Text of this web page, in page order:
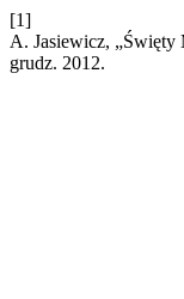
[1]
A. Jasiewicz, „Święty
grudz. 2012.